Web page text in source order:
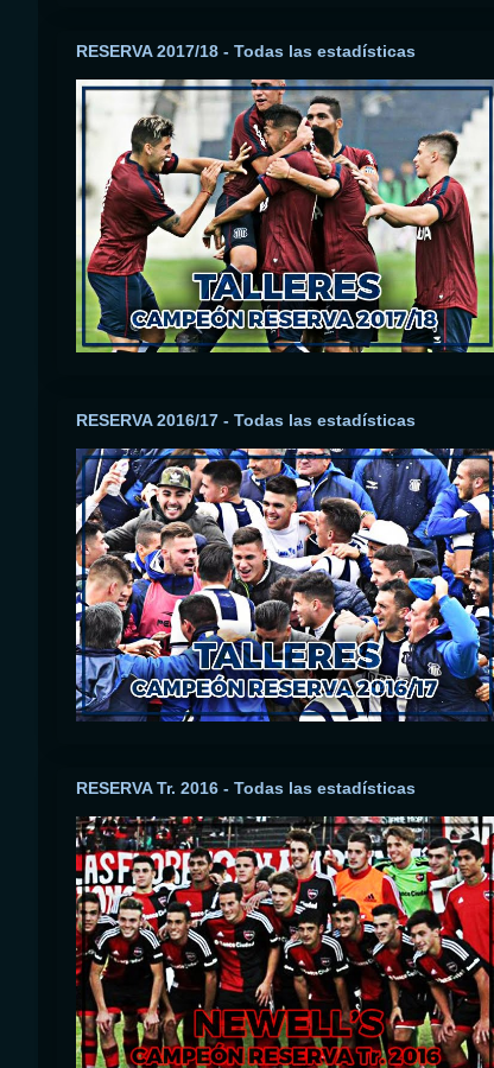
RESERVA 2017/18 - Todas las estadísticas
RESERVA 2016/17 - Todas las estadísticas
RESERVA Tr. 2016 - Todas las estadísticas